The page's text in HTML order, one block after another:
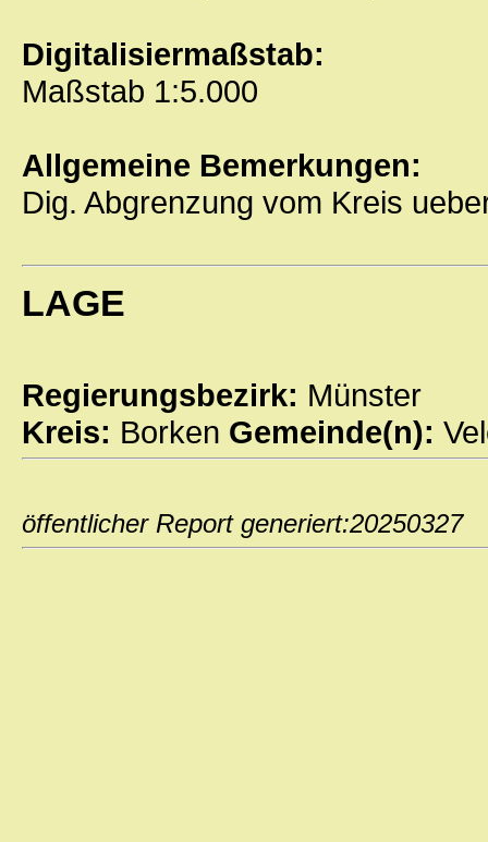
Digitalisiermaßstab:
Maßstab 1:5.000
Allgemeine Bemerkungen:
Dig. Abgrenzung vom Kreis
LAGE
Regierungsbezirk: Münster
Kreis: Borken Gemeinde(n):
öffentlicher Report